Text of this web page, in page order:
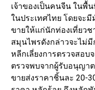
เจ้าของเป็นคนจีน ในพื้
ในประเทศไทย โดยจะ
ขายให้แก่นักท่องเที่ยว
สมุนไพรดังกล่าวจะไม่มี
หลีกเลี่ยงการตรวจสอบ
ตรวจพบจากผู้รับอนุญาต
ขายส่งราคาชิ้นละ 20-